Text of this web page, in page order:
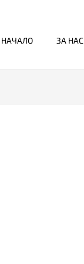
НАЧАЛО ЗА НАС